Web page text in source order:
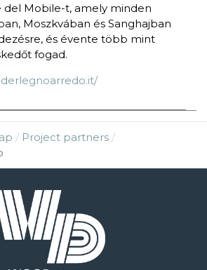
del Mobile-t, amely minden
Moszkvában és Sanghajban
és évente több mint
fogad.
Project partners